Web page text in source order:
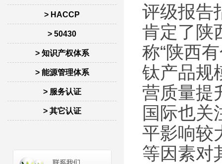
> HACCP
> 50430
> 知识产权体系
> 能源管理体系
> 服务认证
> 其它认证
评级报告
肯定了陕
称“陕西
钛产品规
营质量提
国际也关
平影响较
等因素对